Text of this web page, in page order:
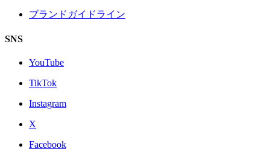
ブランドガイドライン
SNS
YouTube
TikTok
Instagram
X
Facebook